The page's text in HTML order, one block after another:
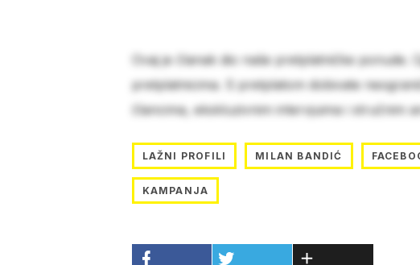
Ovaj je članak dio naše pretplatničke ponude.
pretplatnicima. S pretplatom dobivate
člancima, ekskluzivnim intervjuima i stručnim
LAŽNI PROFILI MILAN BANDIĆ
KAMPANJA